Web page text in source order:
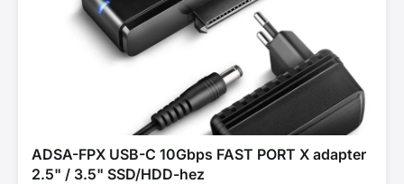
ADSA-FPX USB-C 10Gbps FAST PORT X adapter
2.5" / 3.5" SSD/HDD-hez